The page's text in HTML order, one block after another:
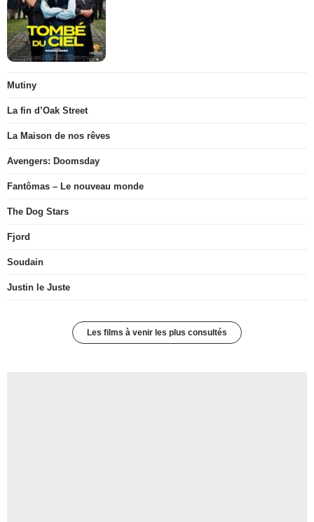
Mutiny
La fin d’Oak Street
La Maison de nos rêves
Avengers: Doomsday
Fantômas – Le nouveau monde
The Dog Stars
Fjord
Soudain
Justin le Juste
Les films à venir les plus consultés